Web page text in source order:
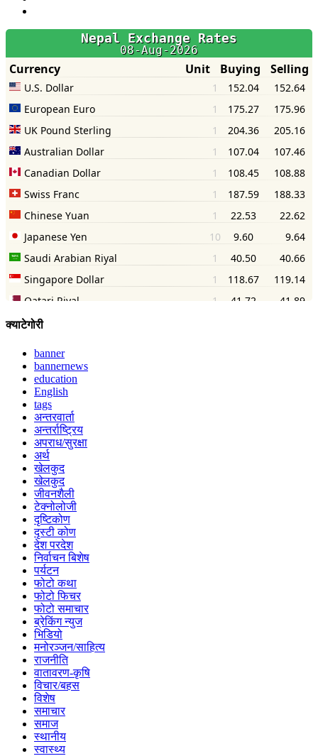
क्याटेगोरी
banner
bannernews
education
English
tags
अन्तरवार्ता
अन्तर्राष्ट्रिय
अपराध/सुरक्षा
अर्थ
खेलकुद
खेलकुद
जीवनशैली
टेक्नोलोजी
दृष्टिकोण
दृस्टी कोण
देश परदेश
निर्वाचन बिशेष
पर्यटन
फोटो कथा
फोटो फिचर
फोटो समाचार
ब्रेकिंग न्युज
भिडियो
मनोरञ्जन/साहित्य
राजनीति
वातावरण-कृषि
विचार/बहस
विशेष
समाचार
समाज
स्थानीय
स्वास्थ्य